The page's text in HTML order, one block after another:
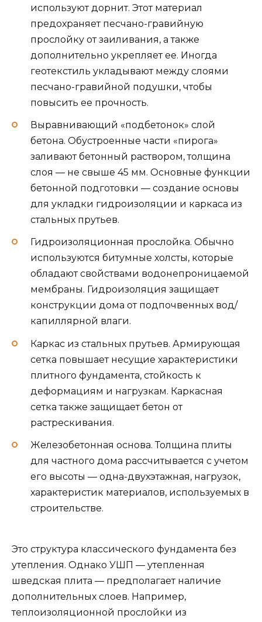
используют дорнит. Этот материал
предохраняет песчано-гравийную
прослойку от заиливания, а также
дополнительно укрепляет ее. Иногда
геотекстиль укладывают между слоями
песчано-гравийной подушки, чтобы
повысить ее прочность.
Выравнивающий «подбетонок» слой
бетона. Обустроенные части «пирога»
заливают бетонный раствором, толщина
слоя — не свыше 45 мм. Основные функции
бетонной подготовки — создание основы
для укладки гидроизоляции и каркаса из
стальных прутьев.
Гидроизоляционная прослойка. Обычно
используются битумные холсты, которые
обладают свойствами водонепроницаемой
мембраны. Гидроизоляция защищает
конструкции дома от подпочвенных вод/
капиллярной влаги.
Каркас из стальных прутьев. Армирующая
сетка повышает несущие характеристики
плитного фундамента, стойкость к
деформациям и нагрузкам. Каркасная
сетка также защищает бетон от
растрескивания.
Железобетонная основа. Толщина плиты
для частного дома рассчитывается с учетом
его высоты — одна-двухэтажная, нагрузок,
характеристик материалов, используемых в
строительстве.
Это структура классического фундамента без
утепления. Однако УШП — утепленная
шведская плита — предполагает наличие
дополнительных слоев. Например,
теплоизоляционной прослойки из